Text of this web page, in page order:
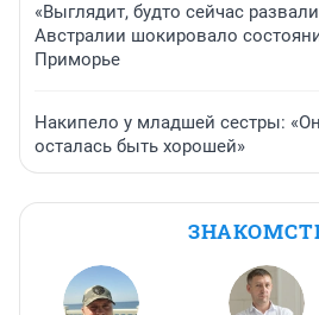
«Выглядит, будто сейчас
Австралии шокировало
Приморье
Накипело у младшей сестры:
осталась быть хорошей»